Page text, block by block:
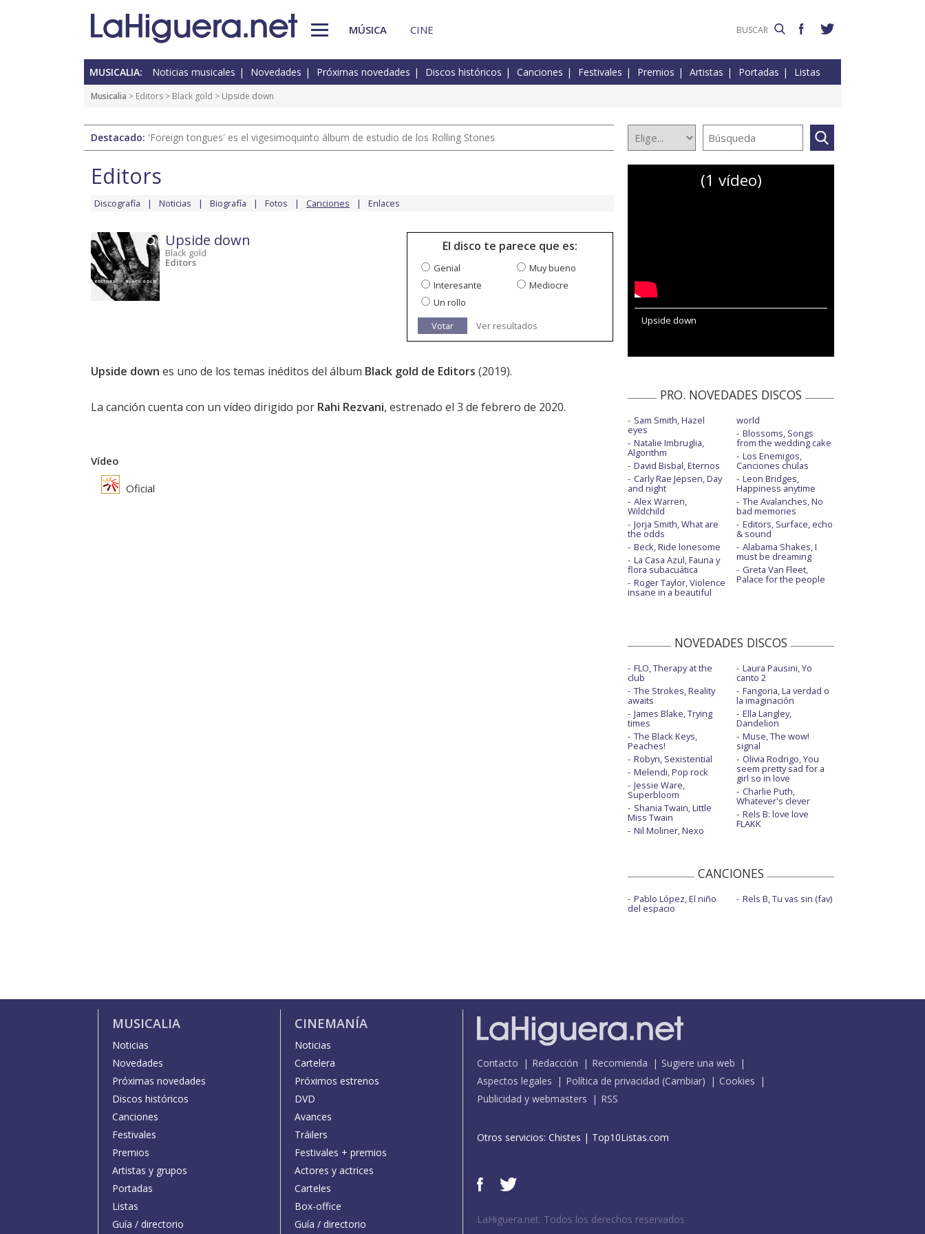
MÚSICA CINE
MUSICALIA: Noticias musicales Novedades Próximas novedades Discos históricos Canciones Festivales Premios Artistas Portadas Listas
Musicalia > Editors > Black gold > Upside down
Destacado: 'Foreign tongues' es el vigesimoquinto álbum de estudio de los Rolling Stones
Editors
Discografía Noticias Biografía Fotos Canciones Enlaces
Upside down
Black gold
Editors
El disco te parece que es:
Genial
Muy bueno
Interesante
Mediocre
Un rollo
Votar
Ver resultados
Upside down es uno de los temas inéditos del álbum Black gold de Editors (2019).
La canción cuenta con un vídeo dirigido por Rahi Rezvani, estrenado el 3 de febrero de 2020.
Vídeo
Oficial
(1 vídeo)
Upside down
PRO. NOVEDADES DISCOS
Sam Smith, Hazel
eyes
Natalie Imbruglia,
Algorithm
David Bisbal, Eternos
Carly Rae Jepsen, Day
and night
Alex Warren,
Wildchild
Jorja Smith, What are
the odds
Beck, Ride lonesome
La Casa Azul, Fauna y
flora subacuática
Roger Taylor, Violence
insane in a beautiful
world
Blossoms, Songs
from the wedding cake
Los Enemigos,
Canciones chulas
Leon Bridges,
Happiness anytime
The Avalanches, No
bad memories
Editors, Surface, echo
& sound
Alabama Shakes, I
must be dreaming
Greta Van Fleet,
Palace for the people
NOVEDADES DISCOS
FLO, Therapy at the
club
The Strokes, Reality
awaits
James Blake, Trying
times
The Black Keys,
Peaches!
Robyn, Sexistential
Melendi, Pop rock
Jessie Ware,
Superbloom
Shania Twain, Little
Miss Twain
Nil Moliner, Nexo
Laura Pausini, Yo
canto 2
Fangoria, La verdad o
la imaginación
Ella Langley,
Dandelion
Muse, The wow!
signal
Olivia Rodrigo, You
seem pretty sad for a
girl so in love
Charlie Puth,
Whatever's clever
Rels B: love love
FLAKK
CANCIONES
Pablo López, El niño
del espacio
Rels B, Tu vas sin (fav)
MUSICALIA
Noticias
Novedades
Próximas novedades
Discos históricos
Canciones
Festivales
Premios
Artistas y grupos
Portadas
Listas
Guía / directorio
CINEMANÍA
Noticias
Cartelera
Próximos estrenos
DVD
Avances
Tráilers
Festivales + premios
Actores y actrices
Carteles
Box-office
Guía / directorio
Contacto Redacción Recomienda
Sugiere una web
Aspectos legales
Política de privacidad (Cambiar)
Cookies
Publicidad y webmasters
RSS
Otros servicios: Chistes | Top10Listas.com
LaHiguera.net. Todos los derechos reservados